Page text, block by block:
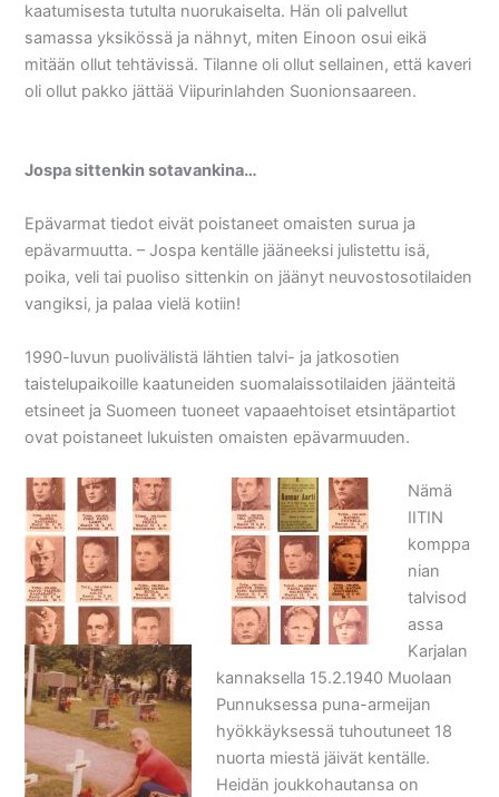
kaatumisesta tutulta nuorukaiselta. Hän oli palvellut
samassa yksikössä ja nähnyt, miten Einoon osui eikä
mitään ollut tehtävissä. Tilanne oli ollut sellainen, että kaveri
oli ollut pakko jättää Viipurinlahden Suonionsaareen.
Jospa sittenkin sotavankina…
Epävarmat tiedot eivät poistaneet omaisten surua ja
epävarmuutta. – Jospa kentälle jääneeksi julistettu isä,
poika, veli tai puoliso sittenkin on jäänyt neuvostosotilaiden
vangiksi, ja palaa vielä kotiin!
1990-luvun puolivälistä lähtien talvi- ja jatkosotien
taistelupaikoille kaatuneiden suomalaissotilaiden jäänteitä
etsineet ja Suomeen tuoneet vapaaehtoiset etsintäpartiot
ovat poistaneet lukuisten omaisten epävarmuuden.
Nämä
IITIN
komppa
nian
talvisod
assa
Karjalan
kannaksella 15.2.1940 Muolaan
Punnuksessa puna-armeijan
hyökkäyksessä tuhoutuneet 18
nuorta miestä jäivät kentälle.
Heidän joukkohautansa on